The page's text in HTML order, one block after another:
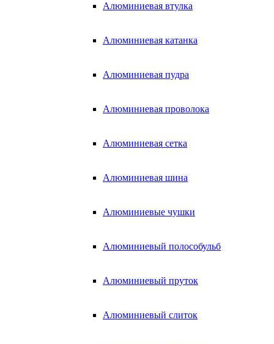
Алюминиевая втулка
Алюминиевая катанка
Алюминиевая пудра
Алюминиевая проволока
Алюминиевая сетка
Алюминиевая шина
Алюминиевые чушки
Алюминиевый полособульб
Алюминиевый пруток
Алюминиевый слиток